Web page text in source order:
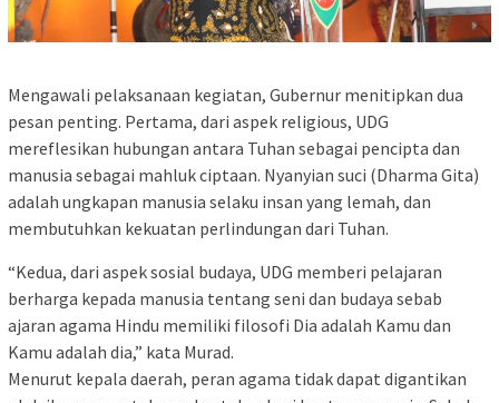
Mengawali pelaksanaan kegiatan, Gubernur menitipkan dua
pesan penting. Pertama, dari aspek religious, UDG
mereflesikan hubungan antara Tuhan sebagai pencipta dan
manusia sebagai mahluk ciptaan. Nyanyian suci (Dharma Gita)
adalah ungkapan manusia selaku insan yang lemah, dan
membutuhkan kekuatan perlindungan dari Tuhan.
“Kedua, dari aspek sosial budaya, UDG memberi pelajaran
berharga kepada manusia tentang seni dan budaya sebab
ajaran agama Hindu memiliki filosofi Dia adalah Kamu dan
Kamu adalah dia,” kata Murad.
Menurut kepala daerah, peran agama tidak dapat digantikan